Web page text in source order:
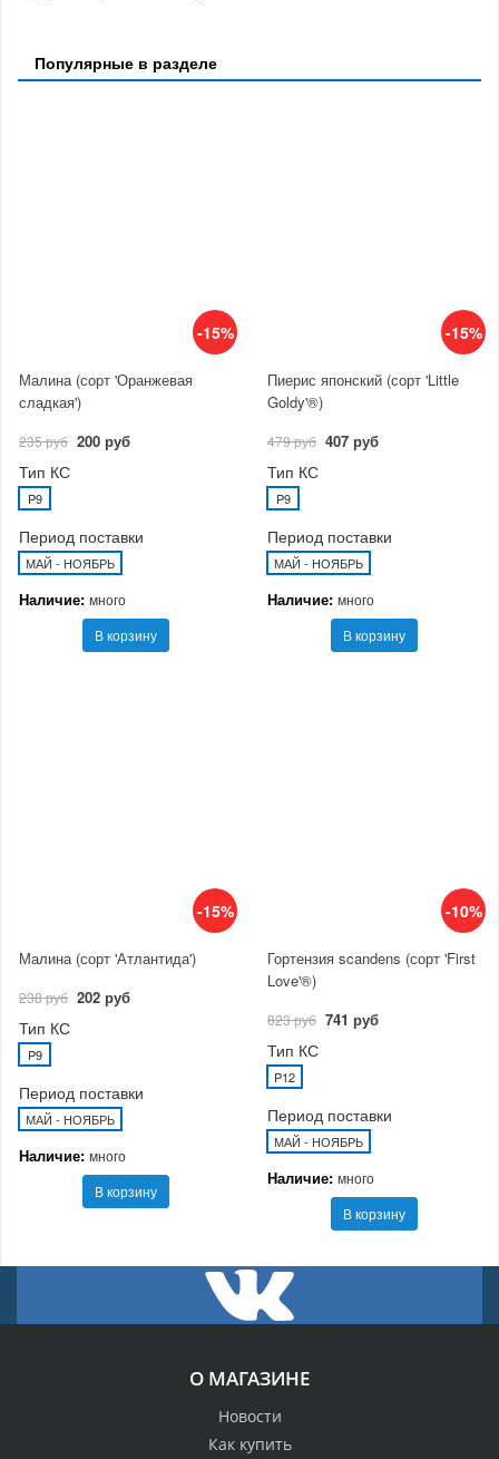
Популярные в разделе
-15%
Малина (сорт 'Оранжевая
сладкая')
235 руб 200 руб
Тип КС
P9
Период поставки
МАЙ - НОЯБРЬ
Наличие: много
В корзину
-15%
Пиерис японский (сорт 'Little
Goldy'®)
479 руб 407 руб
Тип КС
P9
Период поставки
МАЙ - НОЯБРЬ
Наличие: много
В корзину
-15%
Малина (сорт 'Атлантида')
238 руб 202 руб
Тип КС
P9
Период поставки
МАЙ - НОЯБРЬ
Наличие: много
В корзину
-10%
Гортензия scandens (сорт 'First
Love'®)
823 руб 741 руб
Тип КС
P12
Период поставки
МАЙ - НОЯБРЬ
Наличие: много
В корзину
О МАГАЗИНЕ
Новости
Как купить